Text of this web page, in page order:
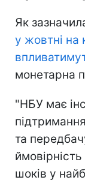
Як
у жовтні на
монетарна
"НБУ має
та
шоків у